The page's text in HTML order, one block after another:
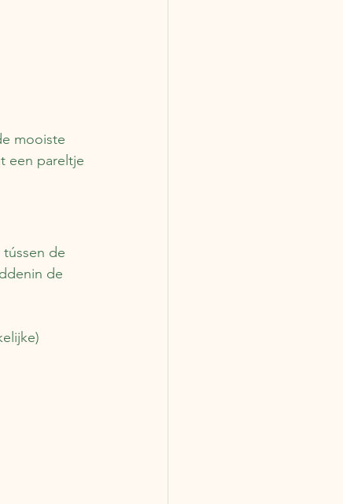
mooiste
een pareltje
de
de